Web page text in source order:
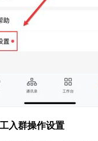
入群操作设置